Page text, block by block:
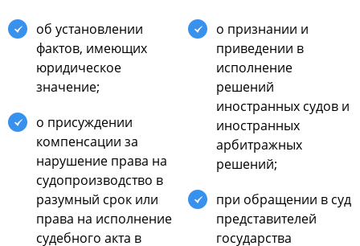
об установлении
фактов, имеющих
юридическое
значение;
о присуждении
компенсации за
нарушение права на
судопроизводство в
разумный срок или
права на исполнение
судебного акта в
о признании и
приведении в
исполнение
решений
иностранных судов и
иностранных
арбитражных
решений;
при обращении в суд
представителей
государства